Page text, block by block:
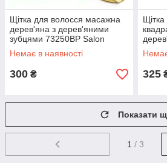
Щітка для волосся масажна
дерев'яна з дерев'яними
зубцями 73250BP Salon
Professional
Немає в наявності
300 ₴ 325
Показати
1 / 3